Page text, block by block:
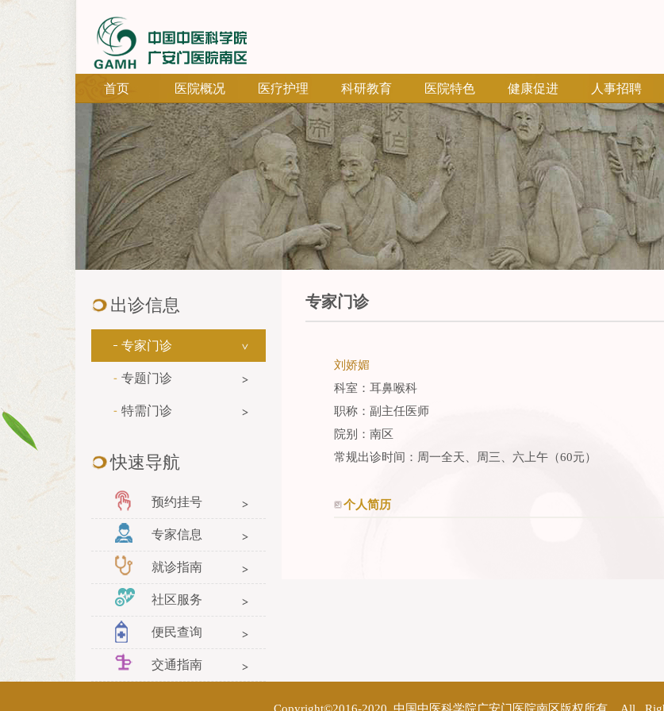
首页 医院概况 医疗护理 科研教育 医院特色 健康促进 人事招聘
出诊信息
专家门诊
专题门诊
特需门诊
快速导航
预约挂号
专家信息
就诊指南
社区服务
便民查询
交通指南
专家门诊
刘娇媚
科室：耳鼻喉科
职称：副主任医师
院别：南区
常规出诊时间：周一全天、周三、六上午（60元）
个人简历